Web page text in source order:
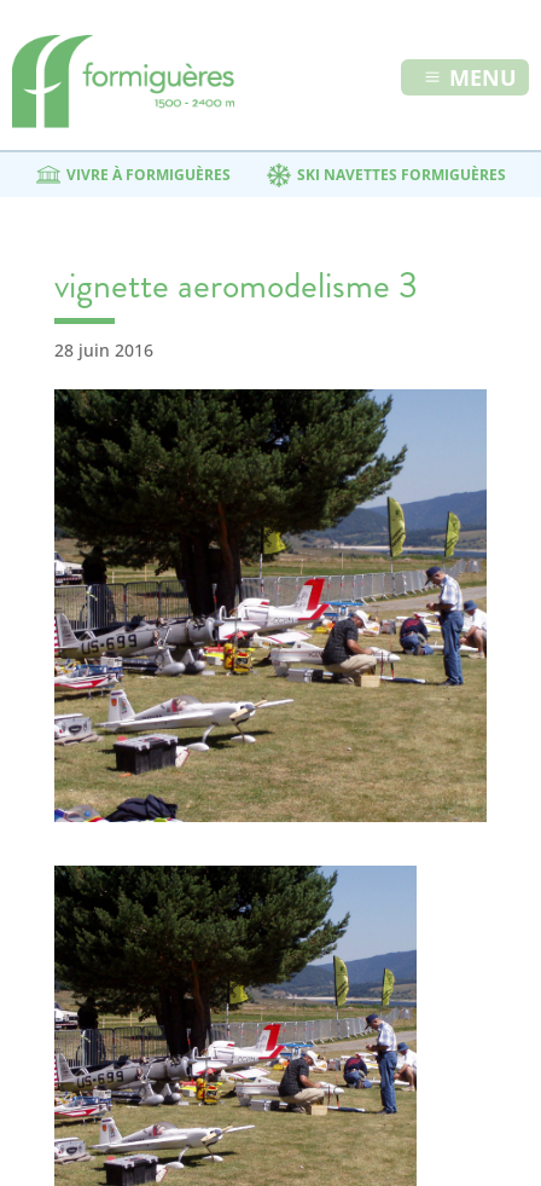
MENU
VIVRE À FORMIGUÈRES SKI NAVETTES FORMIGUÈRES
vignette aeromodelisme 3
28 juin 2016